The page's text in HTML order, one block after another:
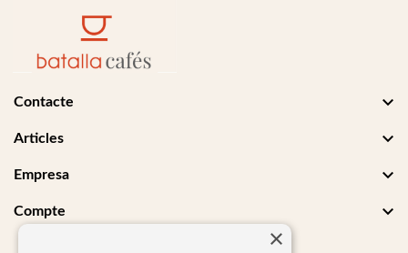
Contacte 
Articles 
Empresa 
Compte 
×